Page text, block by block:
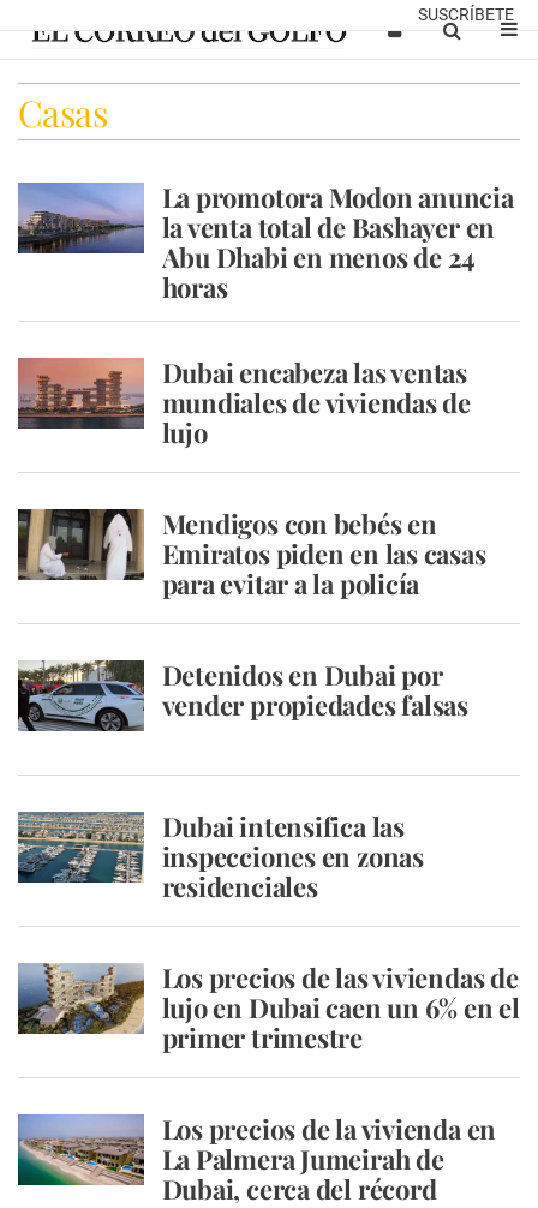
SUSCRÍBETE
Casas
La promotora Modon anuncia
la venta total de Bashayer en
Abu Dhabi en menos de 24
horas
Dubai encabeza las ventas
mundiales de viviendas de
lujo
Mendigos con bebés en
Emiratos piden en las casas
para evitar a la policía
Detenidos en Dubai por
vender propiedades falsas
Dubai intensifica las
inspecciones en zonas
residenciales
Los precios de las viviendas de
lujo en Dubai caen un 6% en el
primer trimestre
Los precios de la vivienda en
La Palmera Jumeirah de
Dubai, cerca del récord